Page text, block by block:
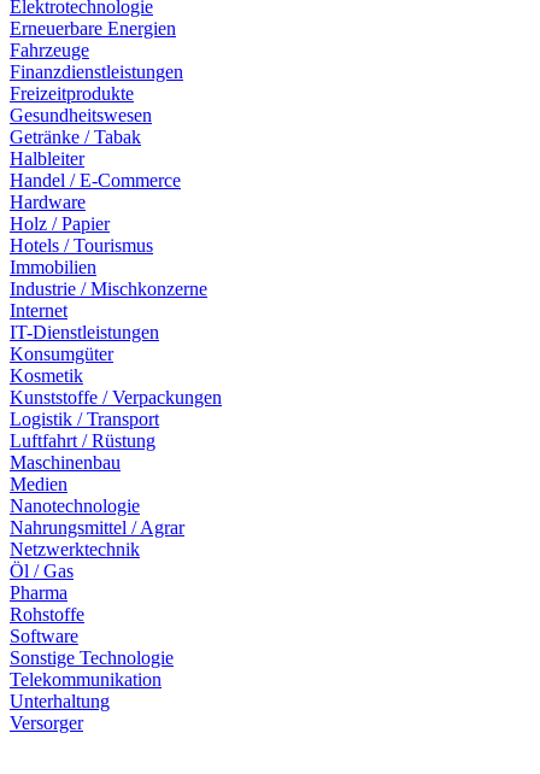
Elektrotechnologie
Erneuerbare Energien
Fahrzeuge
Finanzdienstleistungen
Freizeitprodukte
Gesundheitswesen
Getränke / Tabak
Halbleiter
Handel / E-Commerce
Hardware
Holz / Papier
Hotels / Tourismus
Immobilien
Industrie / Mischkonzerne
Internet
IT-Dienstleistungen
Konsumgüter
Kosmetik
Kunststoffe / Verpackungen
Logistik / Transport
Luftfahrt / Rüstung
Maschinenbau
Medien
Nanotechnologie
Nahrungsmittel / Agrar
Netzwerktechnik
Öl / Gas
Pharma
Rohstoffe
Software
Sonstige Technologie
Telekommunikation
Unterhaltung
Versorger